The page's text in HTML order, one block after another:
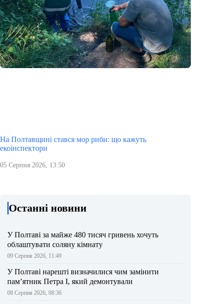
На Полтавщині стався мор риби: що кажуть
екоінспектори
05 Серпня 2026, 13:50
Останні новини
У Полтаві за майже 480 тисяч гривень хочуть
облаштувати соляну кімнату
09 Серпня 2026, 11:49
У Полтаві нарешті визначилися чим замінити
пам’ятник Петра І, який демонтували
08 Серпня 2026, 08:36